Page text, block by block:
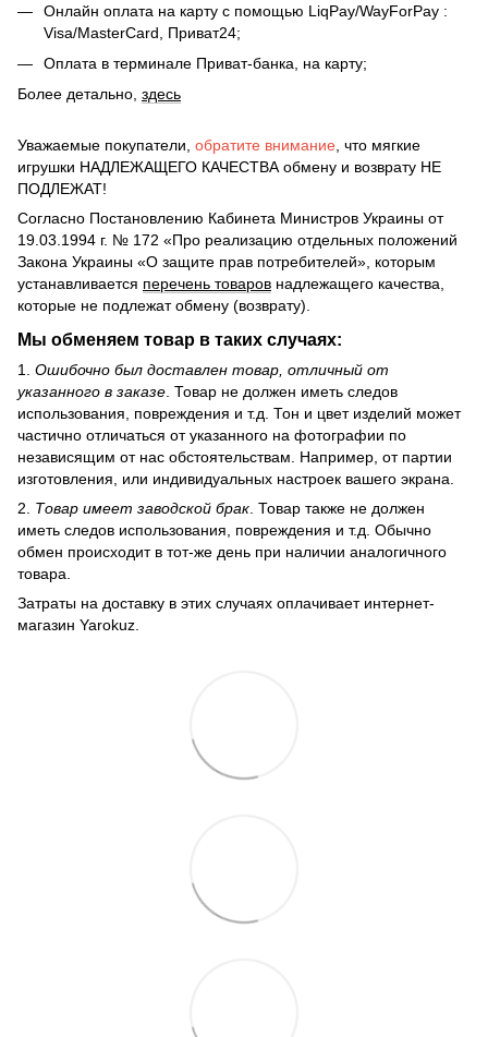
Онлайн оплата на карту с помощью LiqPay/WayForPay :
Visa/MasterCard, Приват24;
Оплата в терминале Приват-банка, на карту;
Более детально, здесь
Уважаемые покупатели, обратите внимание, что мягкие
игрушки НАДЛЕЖАЩЕГО КАЧЕСТВА обмену и возврату НЕ
ПОДЛЕЖАТ!
Согласно Постановлению Кабинета Министров Украины от
19.03.1994 г. № 172 «Про реализацию отдельных положений
Закона Украины «О защите прав потребителей», которым
устанавливается перечень товаров надлежащего качества,
которые не подлежат обмену (возврату).
Мы обменяем товар в таких случаях:
1. Ошибочно был доставлен товар, отличный от
указанного в заказе. Товар не должен иметь следов
использования, повреждения и т.д. Тон и цвет изделий может
частично отличаться от указанного на фотографии по
независящим от нас обстоятельствам. Например, от партии
изготовления, или индивидуальных настроек вашего экрана.
2. Товар имеет заводской брак. Товар также не должен
иметь следов использования, повреждения и т.д. Обычно
обмен происходит в тот-же день при наличии аналогичного
товара.
Затраты на доставку в этих случаях оплачивает интернет-
магазин Yarokuz.